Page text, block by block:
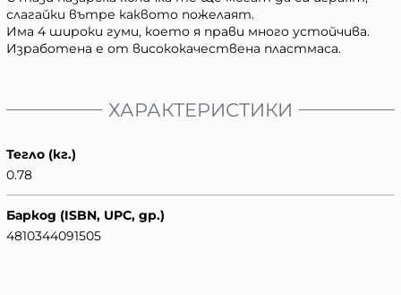
слагайки вътре каквото пожелаят.
Има 4 широки гуми, което я прави много устойчива.
Изработена е от висококачествена пластмаса.
ХАРАКТЕРИСТИКИ
Тегло (кг.)
0.78
Баркод (ISBN, UPC, др.)
4810344091505